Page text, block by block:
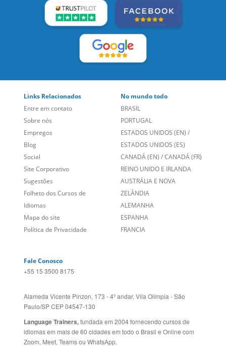
LEIA NOSSAS AVALIAÇÕES:
Links Relacionados
Entre em contato
Sobre nós
Empregos
Blog
Social
Site Corporativo
Sugestões
Folheto dos Cursos de
Idiomas
No mundo todo
BRASIL
PORTUGAL
ESTADOS UNIDOS (EN)/
ESTADOS UNIDOS (ES)
CANADÁ (EN) /CANADÁ (FR)
REINO UNIDO E IRLANDA
AUSTRÁLIA E NOVA
ZELÂNDIA
ALEMANHA
+55 15 3500 8175
Alameda Vicente Pinzon, 173 - 4º andar, Vila Olímpia - São
Paulo/SP CEP 04547-130
Language Trainers,fundada em 2004 fornecendo cursos de